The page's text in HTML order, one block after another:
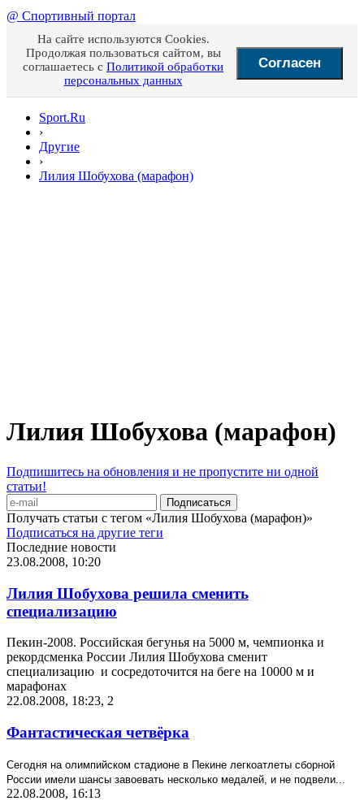
@ Спортивный портал
На сайте используются Cookies.
Продолжая пользоваться сайтом, вы
соглашаетесь с Политикой обработки
персональных данных
Согласен
Sport.Ru
›
Другие
›
Лилия Шобухова (марафон)
Лилия Шобухова (марафон)
Подпишитесь на обновления и не пропустите ни одной
статьи!
Получать статьи с тегом «Лилия Шобухова (марафон)»
Подписаться на другие теги
Последние новости
23.08.2008, 10:20
Лилия Шобухова решила сменить
специализацию
Пекин-2008. Российская бегунья на 5000 м, чемпионка и
рекордсменка России Лилия Шобухова сменит
специализацию и сосредоточится на беге на 10000 м и
марафонах
22.08.2008, 18:23, 2
Фантастическая четвёрка
Сегодня на олимпийском стадионе в Пекине легкоатлеты сборной
России имели шансы завоевать несколько медалей, и не подвели...
22.08.2008, 16:13